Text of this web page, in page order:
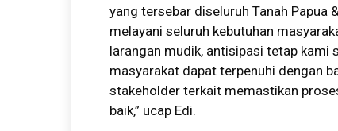
yang tersebar diseluruh Tanah Papua
melayani seluruh kebutuhan
larangan mudik, antisipasi tetap kami
masyarakat dapat terpenuhi dengan
stakeholder terkait memastikan
baik,” ucap Edi.